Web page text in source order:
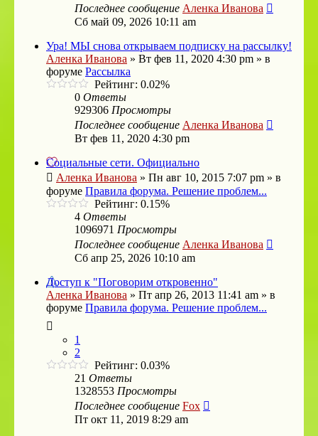
Последнее сообщение Аленка Иванова
Сб май 09, 2026 10:11 am
Ура! МЫ снова открываем подписку на рассылку!
Аленка Иванова » Вт фев 11, 2020 4:30 pm » в
форуме Рассылка
Рейтинг: 0.02%
0 Ответы
929306 Просмотры
Последнее сообщение Аленка Иванова
Вт фев 11, 2020 4:30 pm
Социальные сети. Официально
Аленка Иванова » Пн авг 10, 2015 7:07 pm » в
форуме Правила форума. Решение проблем...
Рейтинг: 0.15%
4 Ответы
1096971 Просмотры
Последнее сообщение Аленка Иванова
Сб апр 25, 2026 10:10 am
Доступ к "Поговорим откровенно"
Аленка Иванова » Пт апр 26, 2013 11:41 am » в
форуме Правила форума. Решение проблем...
1
2
Рейтинг: 0.03%
21 Ответы
1328553 Просмотры
Последнее сообщение Fox
Пт окт 11, 2019 8:29 am